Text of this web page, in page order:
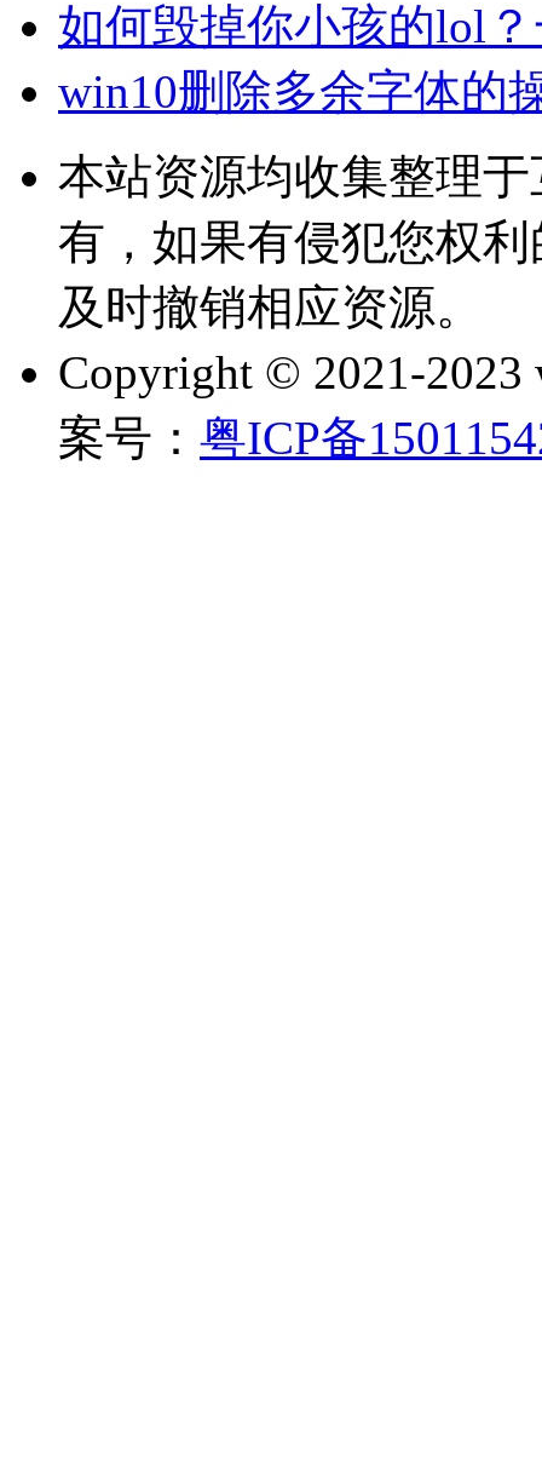
如何毁掉你小孩的lol
win10删除多余字体的
本站资源均收集整理
有，如果有侵犯您权
及时撤销相应资源。
Copyright © 2021-2023
案号： 粤ICP备